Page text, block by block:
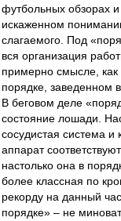
футбольных обзорах
искаженном
слагаемого. Под
вся организация
примерно смысле, как
порядке, заведенном
В беговом деле
состояние лошади.
сосудистая система
аппарат
настолько она в
более классная по
рекорду на данный
порядке» – не